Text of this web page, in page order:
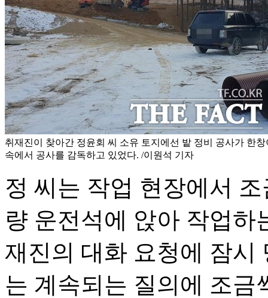
취재진이 찾아간 정윤회 씨 소유 토지에선 밭 정비 공사가 한
속에서 공사를 감독하고 있었다. /이원석 기자
정 씨는 작업 현장에서
량 운전석에 앉아 작업하
재진의 대화 요청에 잠시
는 계속되는 질의에 조금